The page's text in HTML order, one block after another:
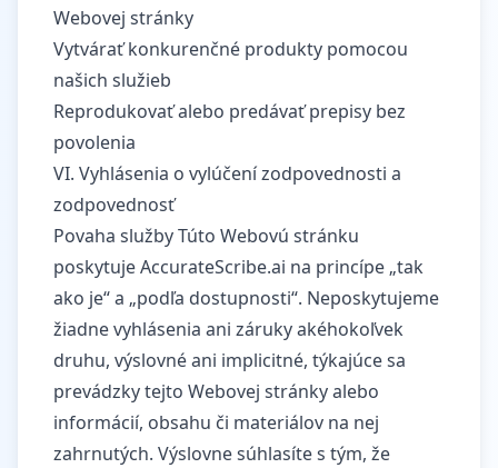
Webovej stránky
Vytvárať konkurenčné produkty pomocou
našich služieb
Reprodukovať alebo predávať prepisy bez
povolenia
VI. Vyhlásenia o vylúčení zodpovednosti a
zodpovednosť
Povaha služby Túto Webovú stránku
poskytuje AccurateScribe.ai na princípe „tak
ako je“ a „podľa dostupnosti“. Neposkytujeme
žiadne vyhlásenia ani záruky akéhokoľvek
druhu, výslovné ani implicitné, týkajúce sa
prevádzky tejto Webovej stránky alebo
informácií, obsahu či materiálov na nej
zahrnutých. Výslovne súhlasíte s tým, že